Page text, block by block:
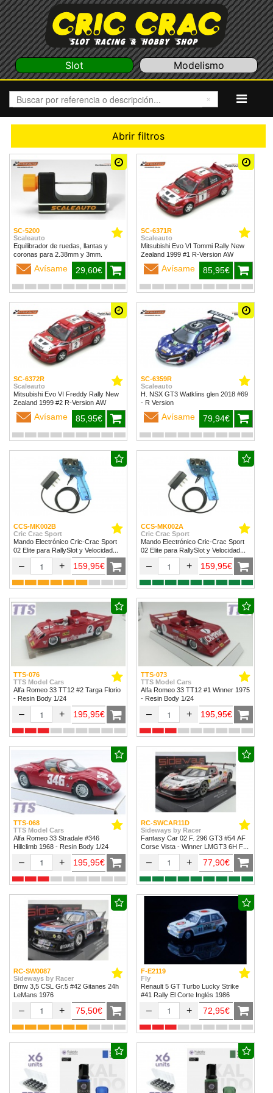
Slot Modelismo
Abrir filtros
SC-5200
Scaleauto
Equilibrador de ruedas, llantas y
coronas para 2.38mm y 3mm.
Avísame 29,60€
SC-6371R
Scaleauto
Mitsubishi Evo VI Tommi Rally New
Zealand 1999 #1 R-Version AW
Avísame 85,95€
SC-6372R
Scaleauto
Mitsubishi Evo VI Freddy Rally New
Zealand 1999 #2 R-Version AW
Avísame 85,95€
SC-6359R
Scaleauto
H. NSX GT3 Watklins glen 2018 #69
- R Version
Avísame 79,94€
CCS-MK002B
Cric Crac Sport
Mando Electrónico Cric-Crac Sport
02 Elite para RallySlot y Velocidad
1/32 & 1/24.
– + 159,95€
CCS-MK002A
Cric Crac Sport
Mando Electrónico Cric-Crac Sport
02 Elite para RallySlot y Velocidad
1/32 & 1/24
– + 159,95€
TTS-076
TTS Model Cars
Alfa Romeo 33 TT12 #2 Targa Florio
- Resin Body 1/24
– + 195,95€
TTS-073
TTS Model Cars
Alfa Romeo 33 TT12 #1 Winner 1975
- Resin Body 1/24
– + 195,95€
TTS-068
TTS Model Cars
Alfa Romeo 33 Stradale #346
Hillclimb 1968 - Resin Body 1/24
– + 195,95€
RC-SWCAR11D
Sideways by Racer
Fantasy Car 02 F. 296 GT3 #54 AF
Corse Vista - Winner LMGT3 6H Fuji
– + 77,90€
RC-SW0087
Sideways by Racer
Bmw 3,5 CSL Gr.5 #42 Gitanes 24h
LeMans 1976
– + 75,50€
F-E2119
Fly
Renault 5 GT Turbo Lucky Strike
#41 Rally El Corte Inglés 1986
– + 72,95€